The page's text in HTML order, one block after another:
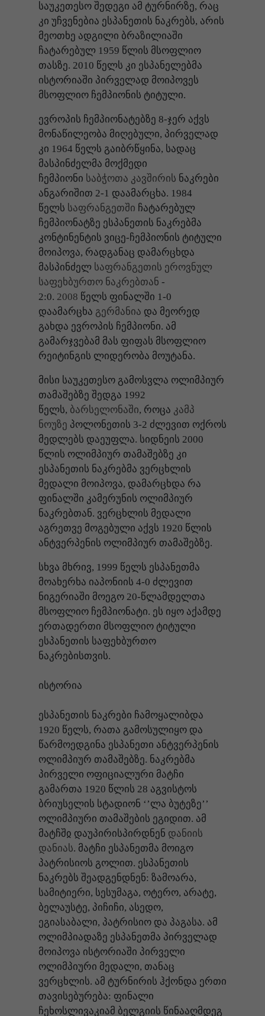
საუკეთესო შედეგი ამ ტურნირზე, რაც
კი უჩვენებია ესპანეთის ნაკრებს, არის
მეოთხე ადგილი ბრაზილიაში
ჩატარებულ 1959 წლის მსოფლიო
თასზე. 2010 წელს კი ესპანელებმა
ისტორიაში პირველად მოიპოვეს
მსოფლიო ჩემპიონის ტიტული.
ევროპის ჩემპიონატებზე 8-ჯერ აქვს
მონაწილეობა მიღებული, პირველად
კი 1964 წელს გაიბრწყინა, სადაც
მასპინძელმა მოქმედი
ჩემპიონი საბჭოთა კავშირის ნაკრები
ანგარიშით 2-1 დაამარცხა. 1984
წელს საფრანგეთში ჩატარებულ
ჩემპიონატზე ესპანეთის ნაკრებმა
კონტინენტის ვიცე-ჩემპიონის ტიტული
მოიპოვა, რადგანაც დამარცხდა
მასპინძელ საფრანგეთის ეროვნულ
საფეხბურთო ნაკრებთან -
2:0. 2008 წელს ფინალში 1-0
დაამარცხა გერმანია და მეორედ
გახდა ევროპის ჩემპიონი. ამ
გამარჯვებამ მას ფიფას მსოფლიო
რეიტინგის ლიდერობა მოუტანა.
მისი საუკეთესო გამოსვლა ოლიმპიურ
თამაშებზე შედგა 1992
წელს, ბარსელონაში, როცა კამპ
ნოუზე პოლონეთის 3-2 ძლევით ოქროს
მედლებს დაეუფლა. სიდნეის 2000
წლის ოლიმპიურ თამაშებზე კი
ესპანეთის ნაკრებმა ვერცხლის
მედალი მოიპოვა, დამარცხდა რა
ფინალში კამერუნის ოლიმპიურ
ნაკრებთან. ვერცხლის მედალი
აგრეთვე მოგებული აქვს 1920 წლის
ანტვერპენის ოლიმპიურ თამაშებზე.
სხვა მხრივ, 1999 წელს ესპანეთმა
მოახერხა იაპონიის 4-0 ძლევით
ნიგერიაში მოეგო 20-წლამდელთა
მსოფლიო ჩემპიონატი. ეს იყო აქამდე
ერთადერთი მსოფლიო ტიტული
ესპანეთის საფეხბურთო
ნაკრებისთვის.
ისტორია
ესპანეთის ნაკრები ჩამოყალიბდა
1920 წელს, რათა გამოსულიყო და
წარმოედგინა ესპანეთი ანტვერპენის
ოლიმპიურ თამაშებზე. ნაკრებმა
პირველი ოფიციალური მატჩი
გამართა 1920 წლის 28 აგვისტოს
ბრიუსელის სტადიონ ‘’ლა ბუტეზე’’
ოლიმპიური თამაშების ეგიდით. ამ
მატჩშჲ დაუპირისპირდნენ დანიის
დანიას. მატჩი ესპანეთმა მოიგო
პატრისიოს გოლით. ესპანეთის
ნაკრებს შეადგენდნენ: ზამოარა,
სამიტიერი, სესუმაგა, ოტერო, არატე,
ბელაუსტე, პიჩიჩი, ასედო,
ეგიასაბალი, პატრისიო და პაგასა. ამ
ოლიმპიადაზე ესპანეთმა პირველად
მოიპოვა ისტორიაში პირველი
ოლიმპიური მედალი, თანაც
ვერცხლის. ამ ტურნირის ჰქონდა ერთი
თავისებურება: ფინალი
ჩეხოსლივაკიამ ბელგიის წინააღმდეგ